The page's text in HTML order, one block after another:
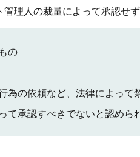
理人の裁量によって承認せ
の
為の依頼など、法律によっ
て承認すべきでないと認めら